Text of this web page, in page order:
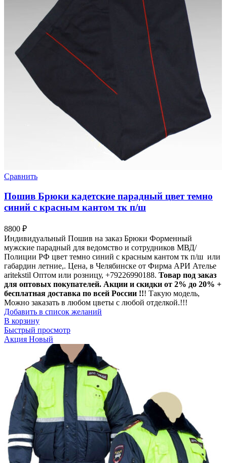
Сравнить
Пошив Брюки кадетские парадный цвет темно
синий с красным кантом тк п/ш
8800 ₽
Индивидуальный Пошив на заказ Брюки Форменный
мужские парадный для ведомство и сотрудников МВД/
Полиции РФ цвет темно синий с красным кантом тк п/ш или
габардин летние,. Цена, в Челябинске от Фирма АРИ Ателье
aritekstil Оптом или розницу, +79226990188. Товар под заказ
для оптовых покупателей. Акции и скидки от 2% до 20% +
бесплатная доставка по всей России !!! Такую модель,
Mожно заказать в любом цветы с любой отделкой.!!!
Добавить в список желаний
В корзину
Быстрый просмотр
Акция Новый